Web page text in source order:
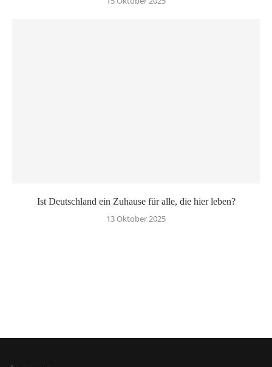
Ist Deutschland ein Zuhause für alle, die hier leben?
13 Oktober 2025